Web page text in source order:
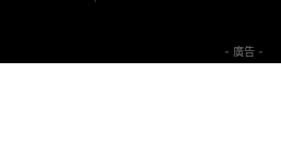
- 廣告 -